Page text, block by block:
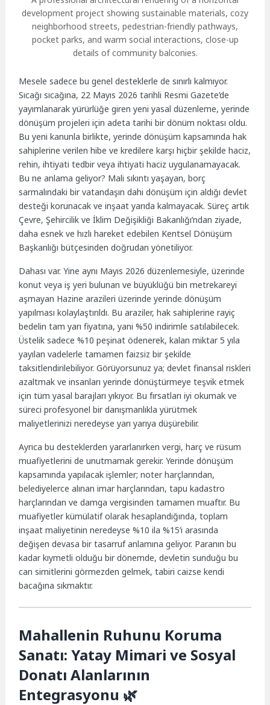
development project showing sustainable materials, cozy
neighborhood streets, pedestrian-friendly pathways,
pocket parks, and warm social interactions, close-up
details of community balconies.
Mesele sadece bu genel desteklerle de sınırlı kalmıyor.
Sıcağı sıcağına, 22 Mayıs 2026 tarihli Resmi Gazete’de
yayımlanarak yürürlüğe giren yeni yasal düzenleme, yerinde
dönüşüm projeleri için adeta tarihi bir dönüm noktası oldu.
Bu yeni kanunla birlikte, yerinde dönüşüm kapsamında hak
sahiplerine verilen hibe ve kredilere karşı hiçbir şekilde haciz,
rehin, ihtiyati tedbir veya ihtiyati haciz uygulanamayacak.
Bu ne anlama geliyor? Mali sıkıntı yaşayan, borç
sarmalındaki bir vatandaşın dahi dönüşüm için aldığı devlet
desteği korunacak ve inşaat yarıda kalmayacak. Süreç artık
Çevre, Şehircilik ve İklim Değişikliği Bakanlığı’ndan ziyade,
daha esnek ve hızlı hareket edebilen Kentsel Dönüşüm
Başkanlığı bütçesinden doğrudan yönetiliyor.
Dahası var. Yine aynı Mayıs 2026 düzenlemesiyle, üzerinde
konut veya iş yeri bulunan ve büyüklüğü bin metrekareyi
aşmayan Hazine arazileri üzerinde yerinde dönüşüm
yapılması kolaylaştırıldı. Bu araziler, hak sahiplerine rayiç
bedelin tam yarı fiyatına, yani %50 indirimle satılabilecek.
Üstelik sadece %10 peşinat ödenerek, kalan miktar 5 yıla
yayılan vadelerle tamamen faizsiz bir şekilde
taksitlendirilebiliyor. Görüyorsunuz ya; devlet finansal riskleri
azaltmak ve insanları yerinde dönüştürmeye teşvik etmek
için tüm yasal barajları yıkıyor. Bu fırsatları iyi okumak ve
süreci profesyonel bir danışmanlıkla yürütmek
maliyetlerinizi neredeyse yarı yarıya düşürebilir.
Ayrıca bu desteklerden yararlanırken vergi, harç ve rüsum
muafiyetlerini de unutmamak gerekir. Yerinde dönüşüm
kapsamında yapılacak işlemler; noter harçlarından,
belediyelerce alınan imar harçlarından, tapu kadastro
harçlarından ve damga vergisinden tamamen muaftır. Bu
muafiyetler kümülatif olarak hesaplandığında, toplam
inşaat maliyetinin neredeyse %10 ila %15’i arasında
değişen devasa bir tasarruf anlamına geliyor. Paranın bu
kadar kıymetli olduğu bir dönemde, devletin sunduğu bu
can simitlerini görmezden gelmek, tabiri caizse kendi
bacağına sıkmaktır.
Mahallenin Ruhunu Koruma
Sanatı: Yatay Mimari ve Sosyal
Donatı Alanlarının
Entegrasyonu 🌿